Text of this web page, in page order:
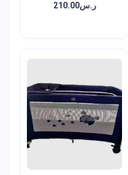
ر.س210.00